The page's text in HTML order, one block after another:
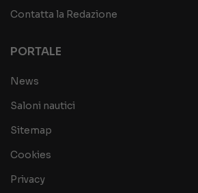
Contatta la Redazione
PORTALE
News
Saloni nautici
Sitemap
Cookies
Privacy